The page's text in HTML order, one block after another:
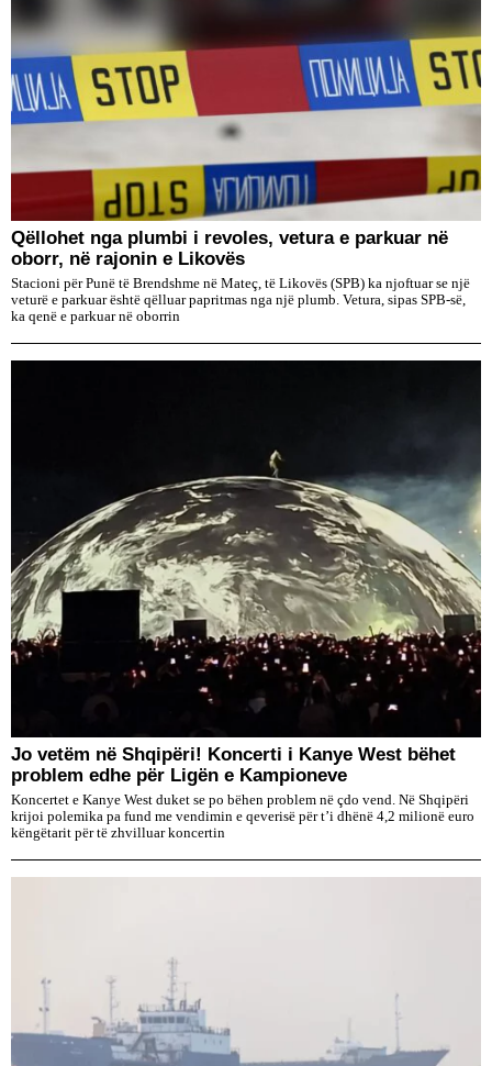
Qëllohet nga plumbi i revoles, vetura e parkuar në
oborr, në rajonin e Likovës
Stacioni për Punë të Brendshme në Mateç, të Likovës (SPB) ka njoftuar se një
veturë e parkuar është qëlluar papritmas nga një plumb. Vetura, sipas SPB-së,
ka qenë e parkuar në oborrin
Jo vetëm në Shqipëri! Koncerti i Kanye West bëhet
problem edhe për Ligën e Kampioneve
Koncertet e Kanye West duket se po bëhen problem në çdo vend. Në Shqipëri
krijoi polemika pa fund me vendimin e qeverisë për t’i dhënë 4,2 milionë euro
këngëtarit për të zhvilluar koncertin